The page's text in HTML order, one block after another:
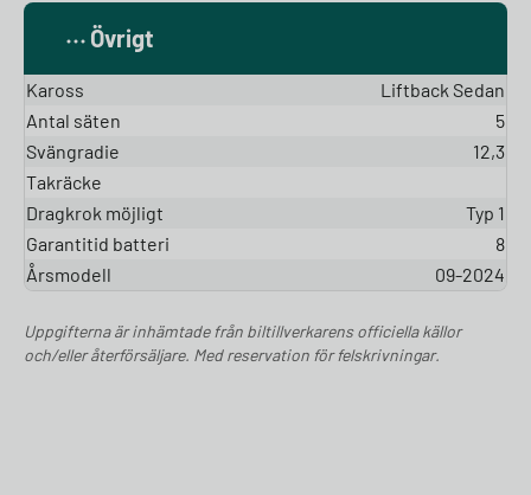
Övrigt
Kaross
Liftback Sedan
Antal säten
5
Svängradie
12,3
Takräcke
Dragkrok möjligt
Typ 1
Garantitid batteri
8
Årsmodell
09-2024
Uppgifterna är inhämtade från biltillverkarens officiella källor
och/eller återförsäljare. Med reservation för felskrivningar.